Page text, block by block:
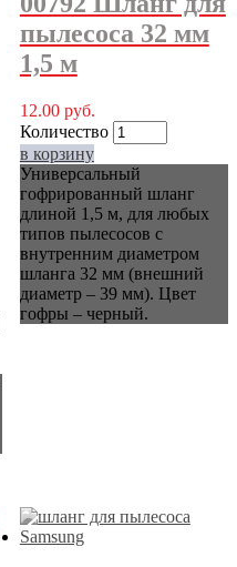
пылесоса 32 мм
1,5 м
12.00 руб.
Количество
в корзину
Универсальный
гофрированный шланг
длиной 1,5 м, для любых
типов пылесосов с
внутренним диаметром
шланга 32 мм (внешний
диаметр – 39 мм). Цвет
гофры – черный.